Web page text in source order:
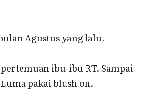
Agustus yang lalu.
ibu-ibu RT. Sampai
pakai blush on.